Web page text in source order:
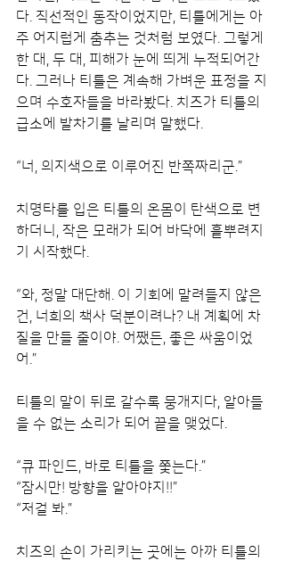
다. 직선적인 동작이었지만, 티틀에게는 아
주 어지럽게 춤추는 것처럼 보였다. 그렇게
한 대, 두 대, 피해가 눈에 띄게 누적되어간
다. 그러나 티틀은 계속해 가벼운 표정을 지
으며 수호자들을 바라봤다. 치즈가 티틀의
급소에 발차기를 날리며 말했다.
“너, 의지색으로 이루어진 반쪽짜리군.”
치명타를 입은 티틀의 온몸이 탄색으로 변
하더니, 작은 모래가 되어 바닥에 흩뿌려지
기 시작했다.
“와, 정말 대단해. 이 기회에 말려들지 않은
건, 너희의 책사 덕분이려나? 내 계획에 차
질을 만들 줄이야. 어쨌든, 좋은 싸움이었
어.”
티틀의 말이 뒤로 갈수록 뭉개지다, 알아들
을 수 없는 소리가 되어 끝을 맺었다.
“큐 파인드, 바로 티틀을 쫓는다.”
“잠시만! 방향을 알아야지!!”
“저걸 봐.”
치즈의 손이 가리키는 곳에는 아까 티틀의